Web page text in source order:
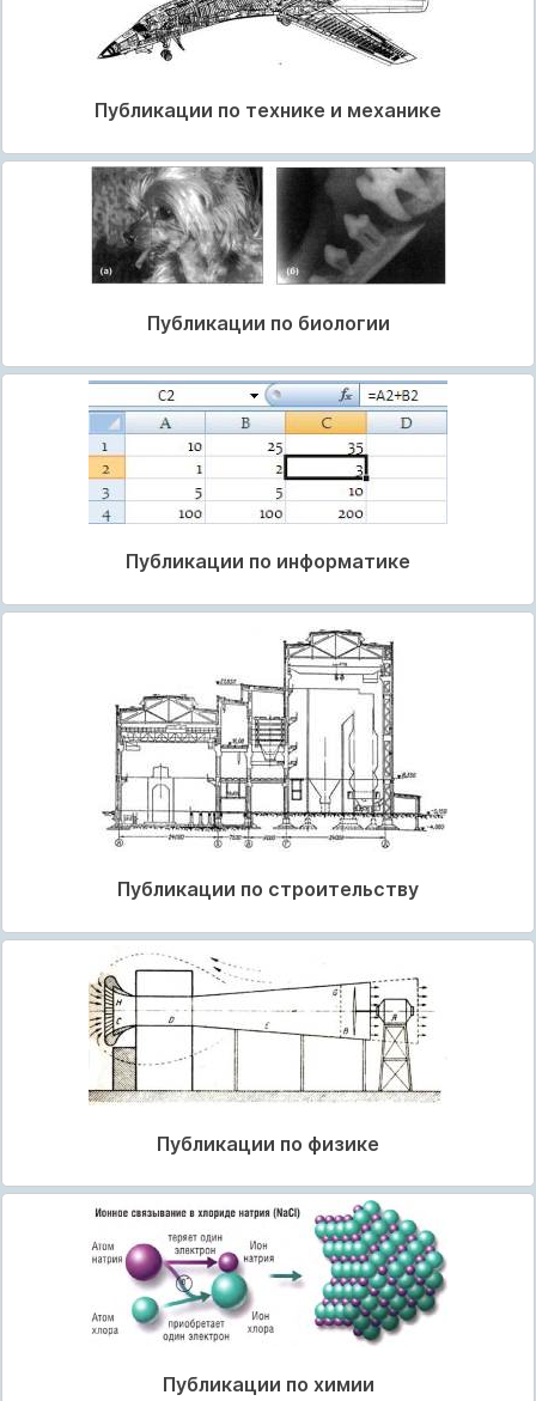
Публикации по технике и механике
Публикации по биологии
Публикации по информатике
Публикации по строительству
Публикации по физике
Публикации по химии